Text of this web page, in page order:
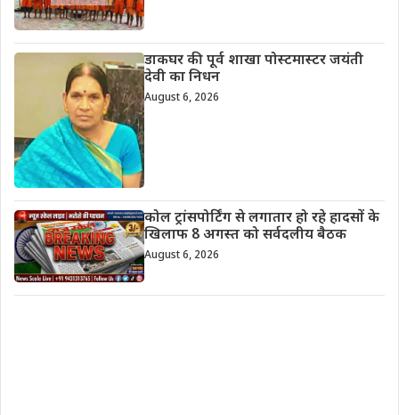
डाकघर की पूर्व शाखा पोस्टमास्टर जयंती
देवी का निधन
August 6, 2026
कोल ट्रांसपोर्टिंग से लगातार हो रहे हादसों के
खिलाफ 8 अगस्त को सर्वदलीय बैठक
August 6, 2026